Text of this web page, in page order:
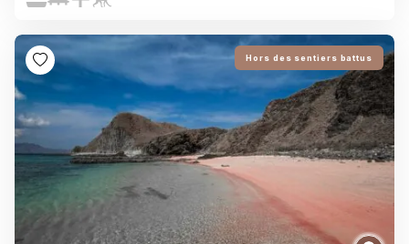
Hors des sentiers battus
13 jours à partir de
2 858€